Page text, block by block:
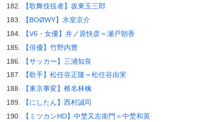
【歌舞伎役者】坂東玉三郎
【BOØWY】氷室京介
【V6・女優】井ノ原快彦＝瀬戸朝香
【俳優】竹野内豊
【サッカー】三浦知良
【歌手】松任谷正隆＝松任谷由実
【東京事変】椎名林檎
【にしたん】西村誠司
【ミツカンHD】中埜又左衛門＝中埜和英